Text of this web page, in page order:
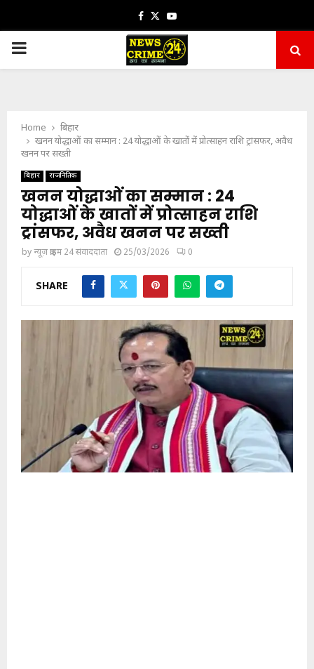
Facebook
TwitterYoutube
PRIMARY
Home
बिहार
खनन योद्धाओं का सम्मान : 24 योद्धाओं के खातों में प्रोत्साहन राशि ट्रांसफर, अवैध
खनन पर सख्ती
बिहार राजनितिक
खनन योद्धाओं का सम्मान : 24
योद्धाओं के खातों में प्रोत्साहन राशि
ट्रांसफर, अवैध खनन पर सख्ती
byन्यूज़ क्राइम 24 संवाददाता 25/03/2026 0
SHARE